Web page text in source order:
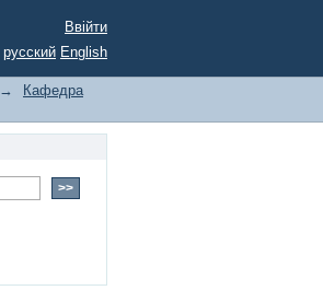
Ввійти
русский English
→
Кафедра